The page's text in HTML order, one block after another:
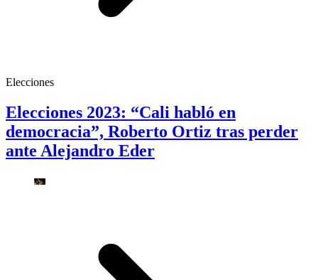
Elecciones
Elecciones 2023: “Cali habló en
democracia”, Roberto Ortiz tras perder
ante Alejandro Eder